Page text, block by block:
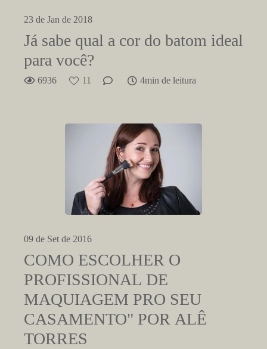
23 de Jan de 2018
Já sabe qual a cor do batom ideal
para você?
6936 11 4min de leitura
09 de Set de 2016
COMO ESCOLHER O
PROFISSIONAL DE
MAQUIAGEM PRO SEU
CASAMENTO" POR ALÊ
TORRES